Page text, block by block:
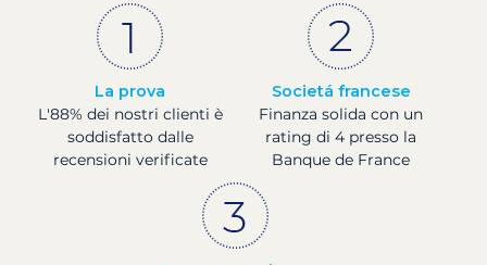
La prova
L'88% dei nostri clienti è
soddisfatto dalle
recensioni verificate
Societá francese
Finanza solida con un
rating di 4 presso la
Banque de France